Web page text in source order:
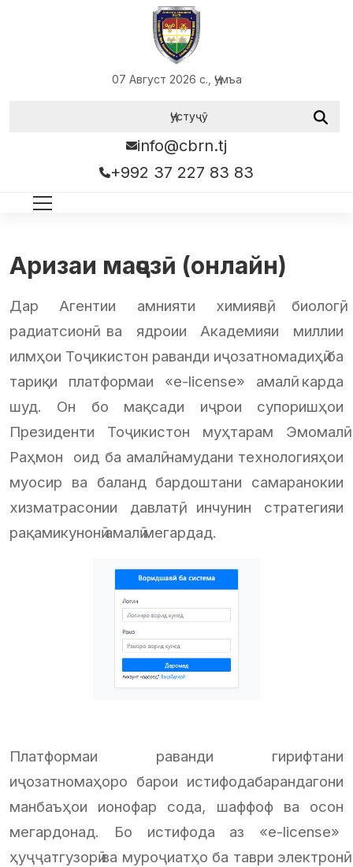
07 Август 2026 с., Ҷумъа
info@cbrn.tj
+992 37 227 83 83
Аризаи маҷозӣ (онлайн)
Дар Агентии амнияти химиявӣ, биологӣ,
радиатсионӣ ва ядроии Академияи миллии
илмҳои Тоҷикистон раванди иҷозатномадиҳӣ ба
тариқи платформаи «e-license» амалӣ карда
шуд. Он бо мақсади иҷрои супоришҳои
Президенти Тоҷикистон муҳтарам Эмомалӣ
Раҳмон оид ба амалӣ намудани технологияҳои
муосир ва баланд бардоштани самаранокии
хизматрасонии давлатӣ, инчунин стратегияи
рақамикунонӣ амалӣ мегардад.
Платформаи раванди гирифтани
иҷозатномаҳоро барои истифодабарандагони
манбаъҳои ионофар сода, шаффоф ва осон
мегардонад. Бо истифода аз «e-license»
ҳуҷҷатгузорӣ ва муроҷиатҳо ба таври электронӣ